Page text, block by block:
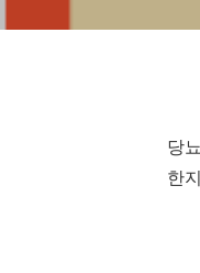
당
한